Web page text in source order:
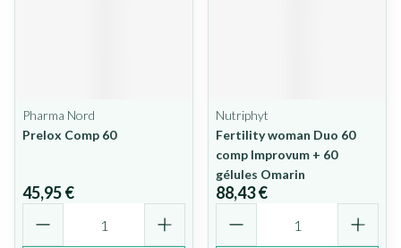
Pharma Nord
Prelox Comp 60
45,95 €
Nutriphyt
Fertility woman Duo 60
comp Improvum + 60
gélules Omarin
88,43 €